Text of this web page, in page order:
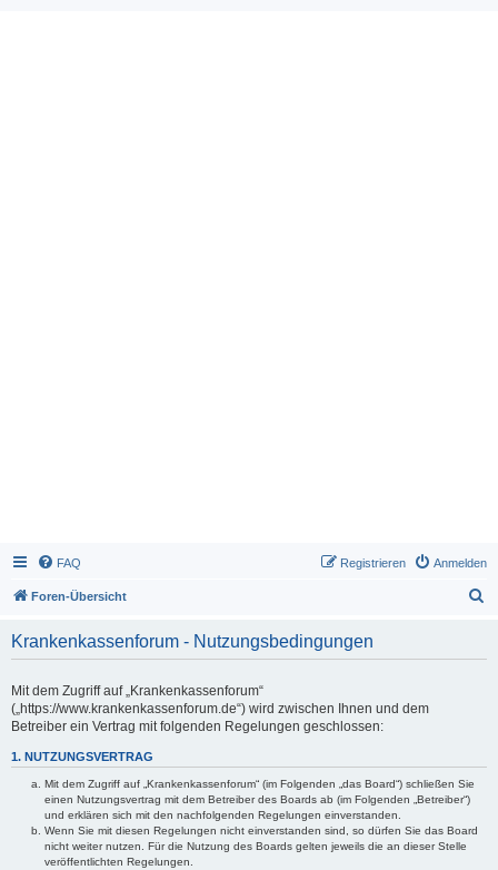
FAQ Anmelden
Registrieren
Foren-Übersicht
Krankenkassenforum - Nutzungsbedingungen
Mit dem Zugriff auf „Krankenkassenforum“
(„https://www.krankenkassenforum.de“) wird zwischen Ihnen und dem
Betreiber ein Vertrag mit folgenden Regelungen geschlossen:
1. NUTZUNGSVERTRAG
Mit dem Zugriff auf „Krankenkassenforum“ (im Folgenden „das Board“) schließen Sie
einen Nutzungsvertrag mit dem Betreiber des Boards ab (im Folgenden „Betreiber“)
und erklären sich mit den nachfolgenden Regelungen einverstanden.
Wenn Sie mit diesen Regelungen nicht einverstanden sind, so dürfen Sie das Board
nicht weiter nutzen. Für die Nutzung des Boards gelten jeweils die an dieser Stelle
veröffentlichten Regelungen.